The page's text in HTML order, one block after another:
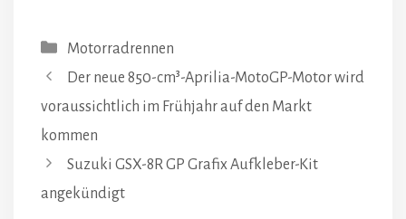
Kategorien
Motorradrennen
Der neue 850-cm³-Aprilia-MotoGP-Motor wird
voraussichtlich im Frühjahr auf den Markt
kommen
Suzuki GSX-8R GP Grafix Aufkleber-Kit
angekündigt